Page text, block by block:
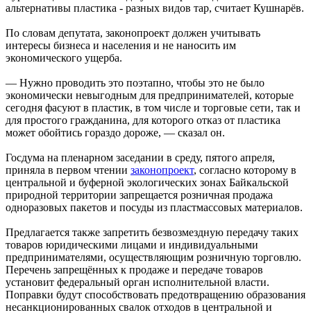
альтернативы пластика - разных видов тар, считает Кушнарёв.
По словам депутата, законопроект должен учитывать
интересы бизнеса и населения и не наносить им
экономического ущерба.
— Нужно проводить это поэтапно, чтобы это не было
экономически невыгодным для предпринимателей, которые
сегодня фасуют в пластик, в том числе и торговые сети, так и
для простого гражданина, для которого отказ от пластика
может обойтись гораздо дороже, — сказал он.
Госдума на пленарном заседании в среду, пятого апреля,
приняла в первом чтении законопроект, согласно которому в
центральной и буферной экологических зонах Байкальской
природной территории запрещается розничная продажа
одноразовых пакетов и посуды из пластмассовых материалов.
Предлагается также запретить безвозмездную передачу таких
товаров юридическими лицами и индивидуальными
предпринимателями, осуществляющим розничную торговлю.
Перечень запрещённых к продаже и передаче товаров
установит федеральный орган исполнительной власти.
Поправки будут способствовать предотвращению образования
несанкционированных свалок отходов в центральной и